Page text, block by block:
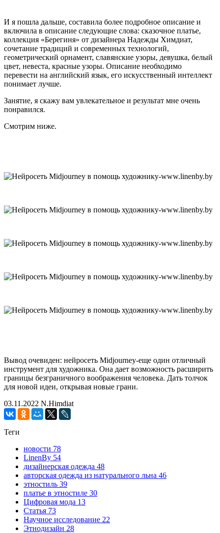
И я пошла дальше, составила более подробное описание и
включила в описание следующие слова: сказочное платье,
коллекция «Берегиня» от дизайнера Надежды Химдиат,
сочетание традиций и современных технологий,
геометрический орнамент, славянские узоры, девушка, белый
цвет, невеста, красные узоры. Описание необходимо
перевести на английский язык, его искусственный интеллект
понимает лучше.
Занятие, я скажу вам увлекательное и результат мне очень
понравился.
Смотрим ниже.
Вывод очевиден: нейросеть Midjourney-еще один отличный
инструмент для художника. Она дает возможность расширить
границы безграничного воображения человека. Дать толчок
для новой идеи, открывая новые грани.
03.11.2022 N.Himdiat
Теги
новости 78
LinenBy 54
дизайнерская одежда 48
авторская одежда из натурального льна 46
этностиль 39
платье в этностиле 30
Цифровая мода 13
Статья 73
Научное исследование 22
Этнодизайн 28